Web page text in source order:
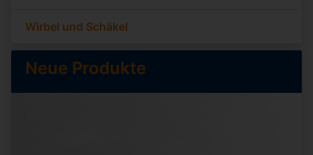
Wirbel und Schäkel
Neue Produkte